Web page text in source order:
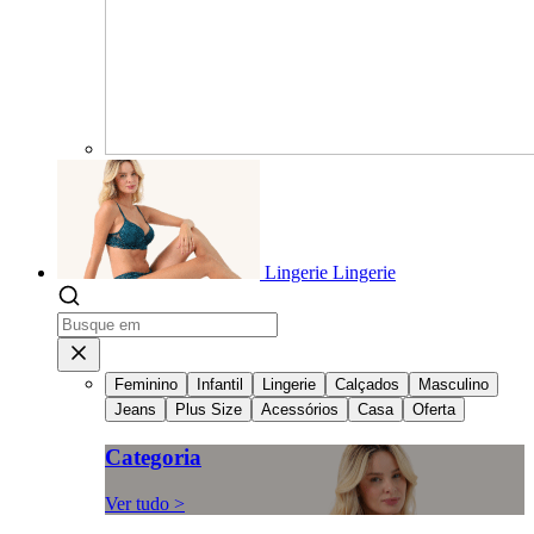
Lingerie Lingerie
Feminino Infantil Lingerie Calçados
Masculino
Jeans
Plus Size Acessórios Casa Oferta
Categoria
Ver tudo >